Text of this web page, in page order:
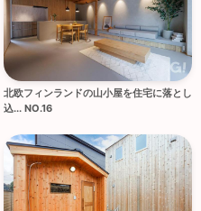
北欧フィンランドの山小屋を住宅に落とし
込... NO.16